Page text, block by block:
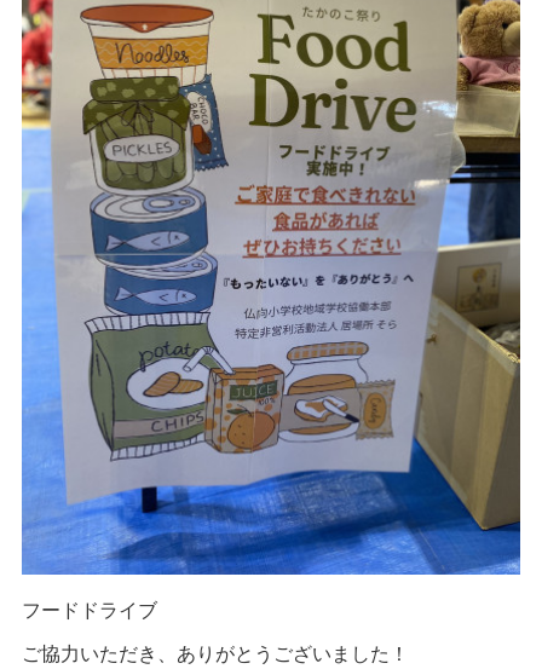
フードドライブ
ご協力いただき、ありがとうございました！